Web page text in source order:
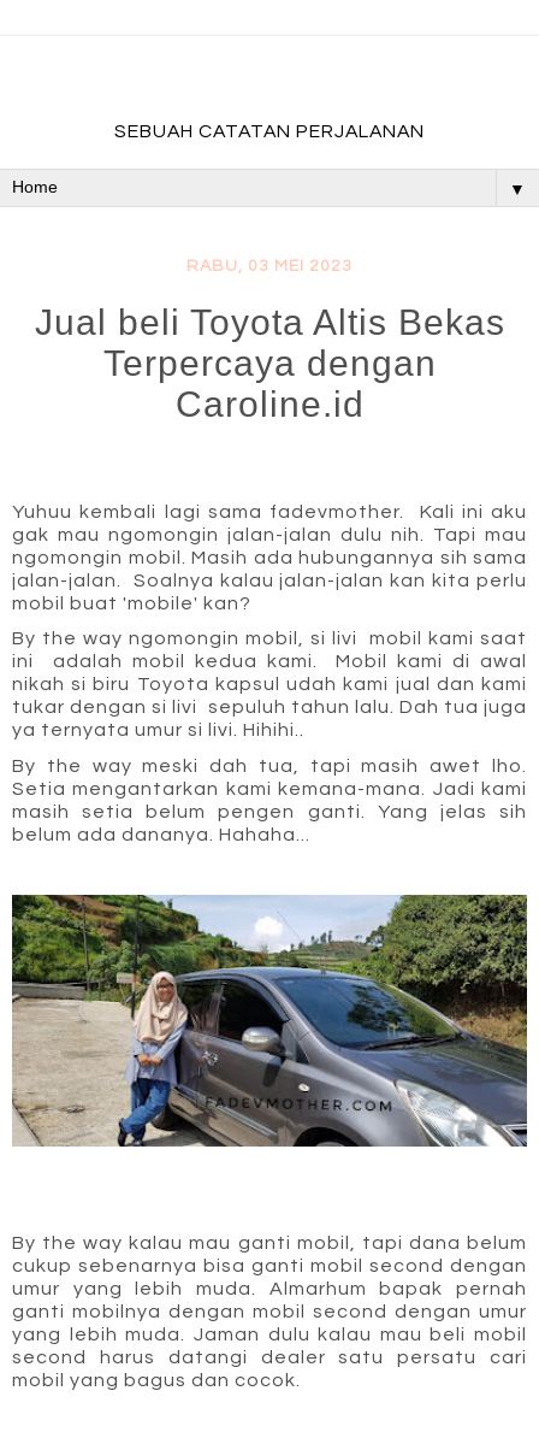
SEBUAH CATATAN PERJALANAN
▼
RABU, 03 MEI 2023
Jual beli Toyota Altis Bekas
Terpercaya dengan
Caroline.id
Yuhuu kembali lagi sama fadevmother.  Kali ini aku
gak mau ngomongin jalan-jalan dulu nih. Tapi mau
ngomongin mobil. Masih ada hubungannya sih sama
jalan-jalan.  Soalnya kalau jalan-jalan kan kita perlu
mobil buat 'mobile' kan?
By the way ngomongin mobil, si livi  mobil kami saat
ini  adalah mobil kedua kami.  Mobil kami di awal
nikah si biru Toyota kapsul udah kami jual dan kami
tukar dengan si livi  sepuluh tahun lalu. Dah tua juga
ya ternyata umur si livi. Hihihi..
By the way meski dah tua, tapi masih awet lho.
Setia mengantarkan kami kemana-mana. Jadi kami
masih setia belum pengen ganti. Yang jelas sih
belum ada dananya. Hahaha...
By the way kalau mau ganti mobil, tapi dana belum
cukup sebenarnya bisa ganti mobil second dengan
umur yang lebih muda. Almarhum bapak pernah
ganti mobilnya dengan mobil second dengan umur
yang lebih muda. Jaman dulu kalau mau beli mobil
second harus datangi dealer satu persatu cari
mobil yang bagus dan cocok.